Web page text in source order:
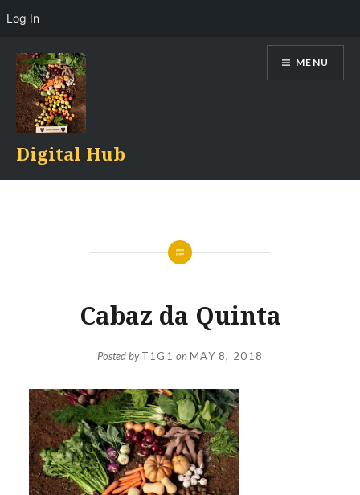
content
Digital Hub
MENU
Cabaz da Quinta
Posted byT1G1 onMAY 8, 2018
Log In